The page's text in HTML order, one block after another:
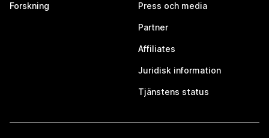
Forskning Press och media
Partner
Affiliates
Juridisk information
Tjänstens status